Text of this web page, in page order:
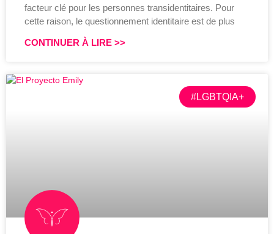
facteur clé pour les personnes transidentitaires. Pour
cette raison, le questionnement identitaire est de plus
CONTINUER À LIRE >>
#LGBTQIA+